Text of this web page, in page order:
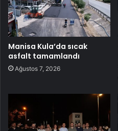
Manisa Kula’da sıcak
asfalt tamamlandı
Ağustos 7, 2026